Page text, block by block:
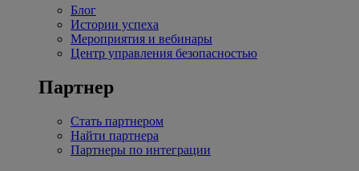
Блог
Истории успеха
Мероприятия и вебинары
Центр управления безопасностью
Партнер
Стать партнером
Найти партнера
Партнеры по интеграции